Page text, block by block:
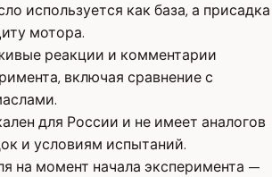
используется как база, а присадка
мотора.
реакции и комментарии
включая сравнение с
для России и не имеет аналогов
и условиям испытаний.
на момент начала эксперимента —